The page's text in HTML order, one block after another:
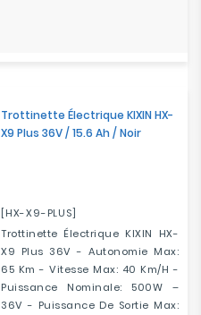
Trottinette Électrique KIXIN HX-
X9 Plus 36V / 15.6 Ah / Noir
[HX-X9-PLUS]
Trottinette Électrique KIXIN HX-
X9 Plus 36V - Autonomie Max:
65 Km - Vitesse Max: 40 Km/h -
Puissance Nominale: 500W –
36V - Puissance De Sortie Max: